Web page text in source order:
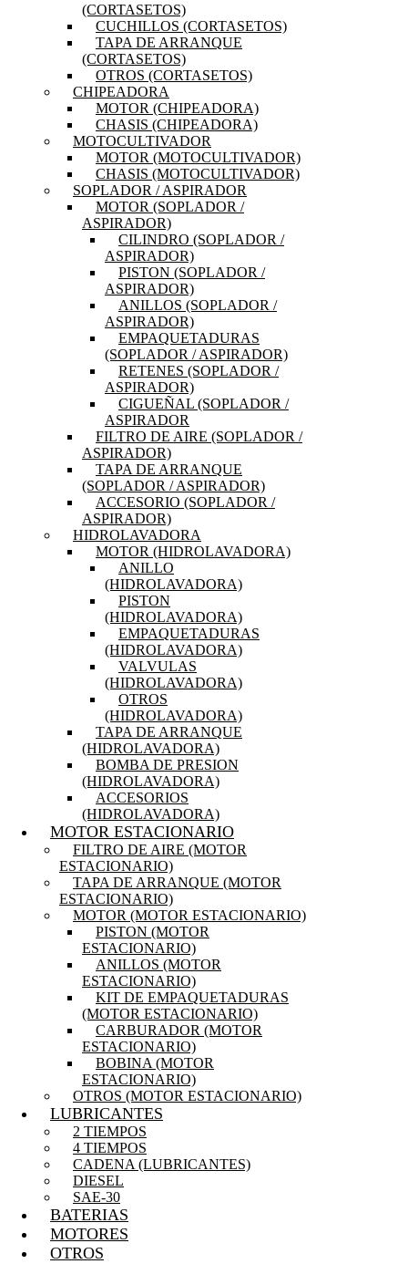
(CORTASETOS)
CUCHILLOS (CORTASETOS)
TAPA DE ARRANQUE
(CORTASETOS)
OTROS (CORTASETOS)
CHIPEADORA
MOTOR (CHIPEADORA)
CHASIS (CHIPEADORA)
MOTOCULTIVADOR
MOTOR (MOTOCULTIVADOR)
CHASIS (MOTOCULTIVADOR)
SOPLADOR / ASPIRADOR
MOTOR (SOPLADOR /
ASPIRADOR)
CILINDRO (SOPLADOR /
ASPIRADOR)
PISTON (SOPLADOR /
ASPIRADOR)
ANILLOS (SOPLADOR /
ASPIRADOR)
EMPAQUETADURAS
(SOPLADOR / ASPIRADOR)
RETENES (SOPLADOR /
ASPIRADOR)
CIGUEÑAL (SOPLADOR /
ASPIRADOR
FILTRO DE AIRE (SOPLADOR /
ASPIRADOR)
TAPA DE ARRANQUE
(SOPLADOR / ASPIRADOR)
ACCESORIO (SOPLADOR /
ASPIRADOR)
HIDROLAVADORA
MOTOR (HIDROLAVADORA)
ANILLO
(HIDROLAVADORA)
PISTON
(HIDROLAVADORA)
EMPAQUETADURAS
(HIDROLAVADORA)
VALVULAS
(HIDROLAVADORA)
OTROS
(HIDROLAVADORA)
TAPA DE ARRANQUE
(HIDROLAVADORA)
BOMBA DE PRESION
(HIDROLAVADORA)
ACCESORIOS
(HIDROLAVADORA)
MOTOR ESTACIONARIO
FILTRO DE AIRE (MOTOR
ESTACIONARIO)
TAPA DE ARRANQUE (MOTOR
ESTACIONARIO)
MOTOR (MOTOR ESTACIONARIO)
PISTON (MOTOR
ESTACIONARIO)
ANILLOS (MOTOR
ESTACIONARIO)
KIT DE EMPAQUETADURAS
(MOTOR ESTACIONARIO)
CARBURADOR (MOTOR
ESTACIONARIO)
BOBINA (MOTOR
ESTACIONARIO)
OTROS (MOTOR ESTACIONARIO)
LUBRICANTES
2 TIEMPOS
4 TIEMPOS
CADENA (LUBRICANTES)
DIESEL
SAE-30
BATERIAS
MOTORES
OTROS